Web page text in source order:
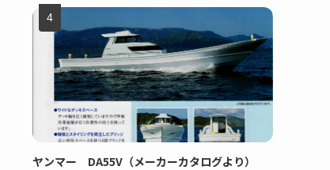
ヤンマー DA55V（メーカーカタログより）